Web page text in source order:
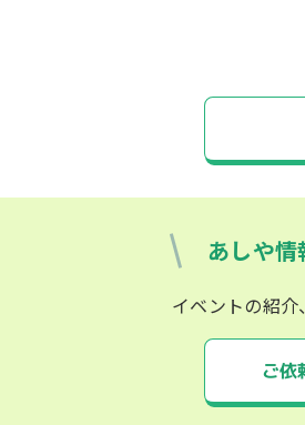
あしや
イベントの紹
ご依